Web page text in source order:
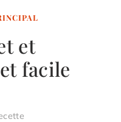
et
facile